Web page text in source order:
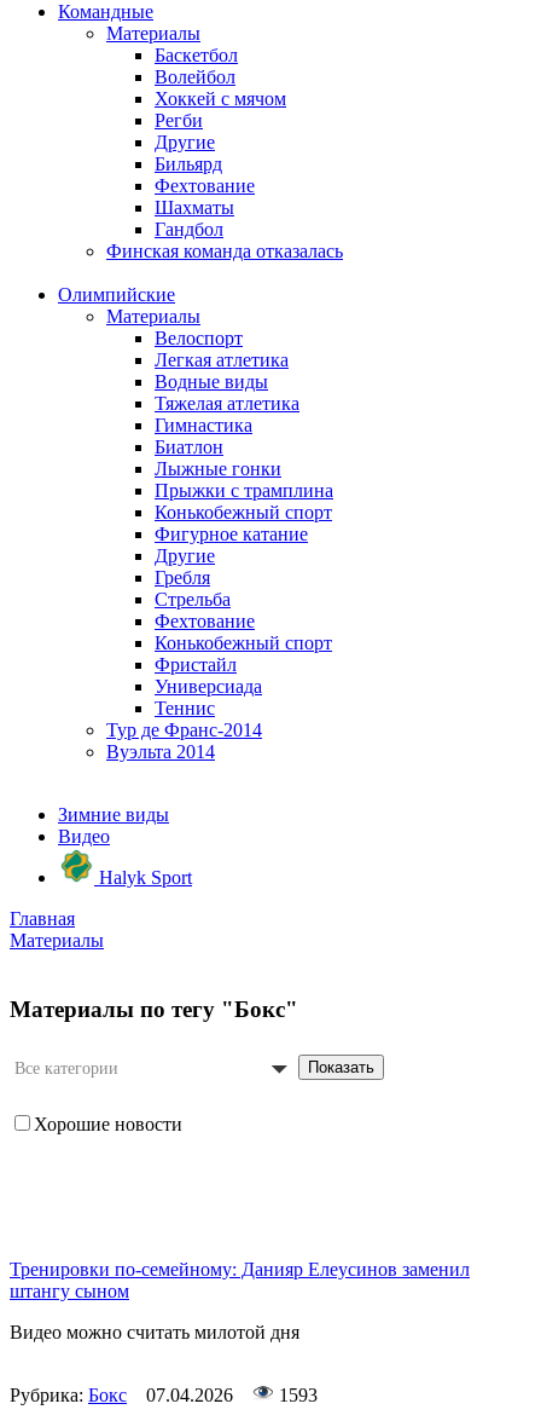
Командные
Материалы
Баскетбол
Волейбол
Хоккей с мячом
Регби
Другие
Бильярд
Фехтование
Шахматы
Гандбол
Финская команда отказалась
Олимпийские
Материалы
Велоспорт
Легкая атлетика
Водные виды
Тяжелая атлетика
Гимнастика
Биатлон
Лыжные гонки
Прыжки с трамплина
Конькобежный спорт
Фигурное катание
Другие
Гребля
Стрельба
Фехтование
Конькобежный спорт
Фристайл
Универсиада
Теннис
Тур де Франс-2014
Вуэльта 2014
Зимние виды
Видео
Halyk Sport
Главная
Материалы
Материалы по тегу "Бокс"
Все категории Показать
Хорошие новости
Тренировки по-семейному: Данияр Елеусинов заменил
штангу сыном
Видео можно считать милотой дня
Рубрика: Бокс 07.04.2026 1593